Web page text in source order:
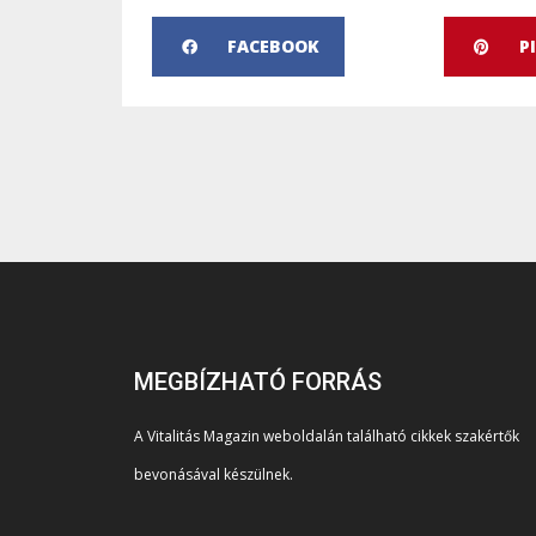
FACEBOOK
MEGBÍZHATÓ FORRÁS
A Vitalitás Magazin weboldalán található cikkek szakértők
bevonásával készülnek.